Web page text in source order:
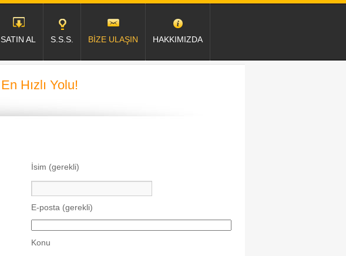
SATIN AL S.S.S. BİZE ULAŞIN HAKKIMIZDA
Hızlı Yolu!
İsim (gerekli)
E-posta (gerekli)
Konu